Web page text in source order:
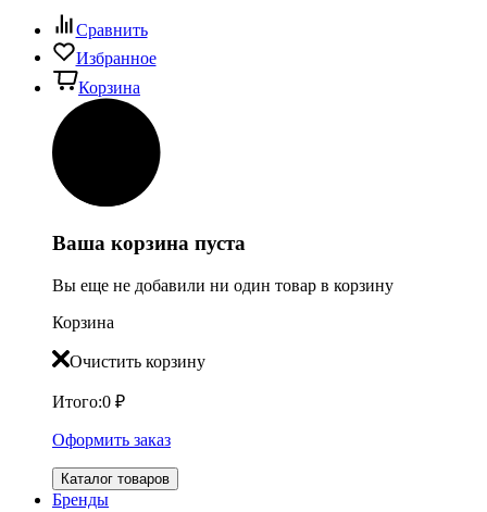
Сравнить
Избранное
Корзина
Ваша корзина пуста
Вы еще не добавили ни один товар в корзину
Корзина
Очистить корзину
Итого:0 ₽
Оформить заказ
Каталог товаров
Бренды